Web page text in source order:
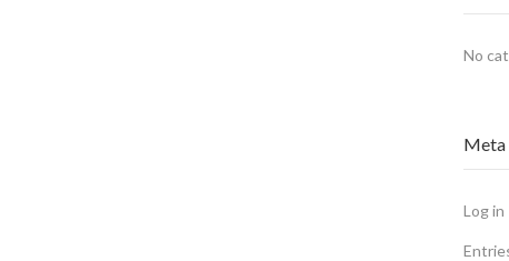
No
Meta
Log in